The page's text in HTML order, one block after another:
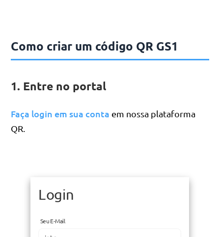
Como criar um código QR GS1
1. Entre no portal
Faça login em sua conta em nossa plataforma
QR.
Login
Seu E-Mail